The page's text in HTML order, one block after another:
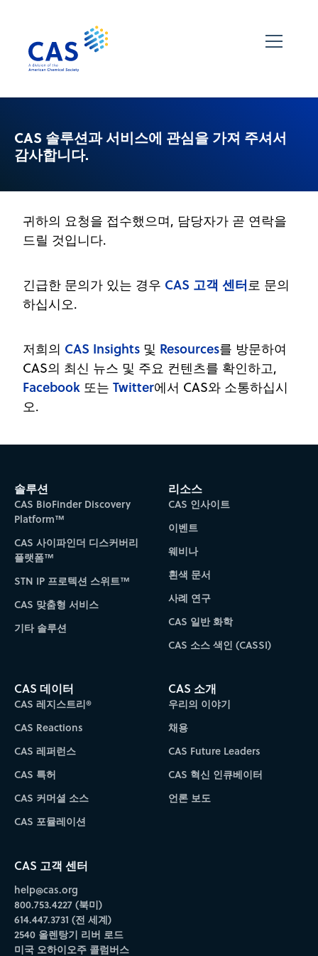
CAS 솔루션과 서비스에 관심을 가져 주셔서
감사합니다.
귀하의 요청을 접수했으며, 담당자가 곧 연락을
드릴 것입니다.
긴급한 문의가 있는 경우 CAS 고객 센터로 문의
하십시오.
저희의 CAS Insights 및 Resources를 방문하여
CAS의 최신 뉴스 및 주요 컨텐츠를 확인하고,
Facebook 또는 Twitter에서 CAS와 소통하십시
오.
솔루션
CAS BioFinder Discovery
Platform™
CAS 사이파인더 디스커버리
플랫폼™
STN IP 프로텍션 스위트™
CAS 맞춤형 서비스
기타 솔루션
리소스
CAS 인사이트
이벤트
웨비나
흰색 문서
사례 연구
CAS 일반 화학
CAS 소스 색인 (CASSI)
CAS 데이터
CAS 레지스트리®
CAS Reactions
CAS 레퍼런스
CAS 특허
CAS 커머셜 소스
CAS 포뮬레이션
CAS 소개
우리의 이야기
채용
CAS Future Leaders
CAS 혁신 인큐베이터
언론 보도
CAS 고객 센터
help@cas.org
800.753.4227 (북미)
614.447.3731 (전 세계)
2540 올렌탕기 리버 로드
미국 오하이오주 콜럼버스